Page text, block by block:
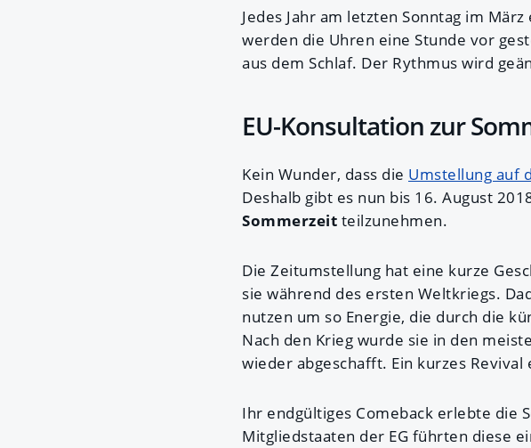
Jedes Jahr am letzten Sonntag im
werden die Uhren eine Stunde vor
aus dem Schlaf. Der Rythmus wird
EU-Konsultation zur
Kein Wunder, dass die Umstellung auf
Deshalb gibt es nun bis 16. August
Sommerzeit teilzunehmen.
Die Zeitumstellung hat eine kurze
sie während des ersten Weltkriegs.
nutzen um so Energie, die durch die
Nach den Krieg wurde sie in den
wieder abgeschafft. Ein kurzes
Ihr endgültiges Comeback erlebte die
Mitgliedstaaten der EG führten diese